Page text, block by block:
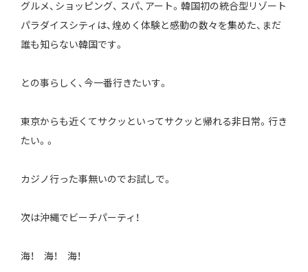
グルメ、ショッピング、 スパ、アート。韓国初の統合型リゾート
パラダイスシティは、煌めく体験と感動の数々を集めた、まだ
誰も知らない韓国です。
との事らしく、今一番行きたいす。
東京からも近くてサクッといってサクッと帰れる非日常。行き
たい。。
カジノ行った事無いのでお試しで。
次は沖縄でビーチパーティ！
海！ 海！ 海！